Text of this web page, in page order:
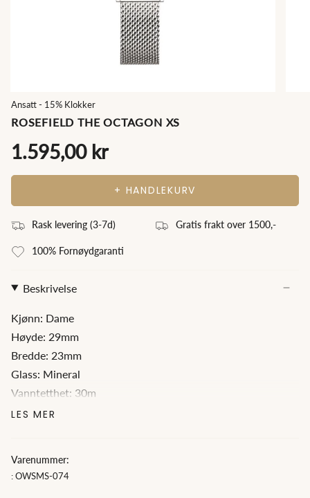
Ansatt - 15% Klokker
ROSEFIELD THE OCTAGON XS
1.595,00 kr
+ HANDLEKURV
Rask levering (3-7d) Gratis frakt over 1500,-
100% Fornøydgaranti
Beskrivelse
Kjønn: Dame
Høyde: 29mm
Bredde: 23mm
Glass: Mineral
Vanntetthet: 30m
Ur: Quartz
LES MER
Varenummer:
: OWSMS-074